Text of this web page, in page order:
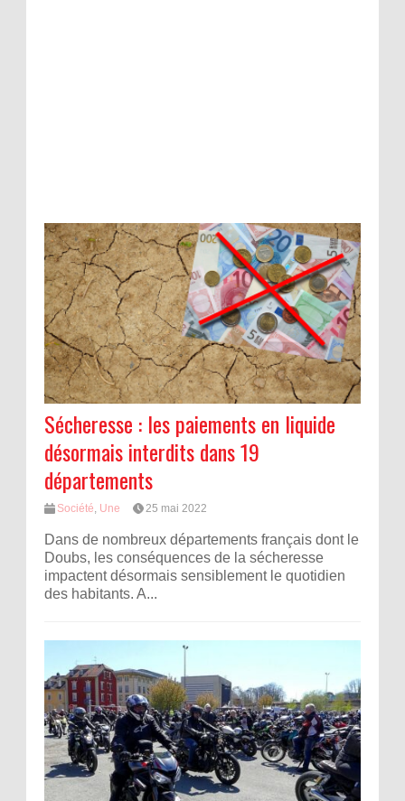
Sécheresse : les paiements en liquide
désormais interdits dans 19
départements
Société, Une 25 mai 2022
Dans de nombreux départements français dont le
Doubs, les conséquences de la sécheresse
impactent désormais sensiblement le quotidien
des habitants. A...